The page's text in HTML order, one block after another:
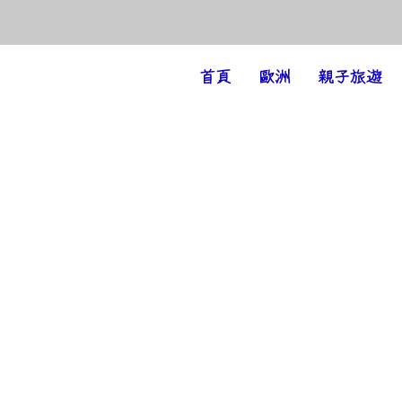
首頁 歐洲 親子旅遊